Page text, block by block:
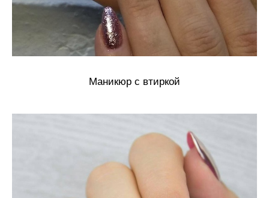
Маникюр с втиркой